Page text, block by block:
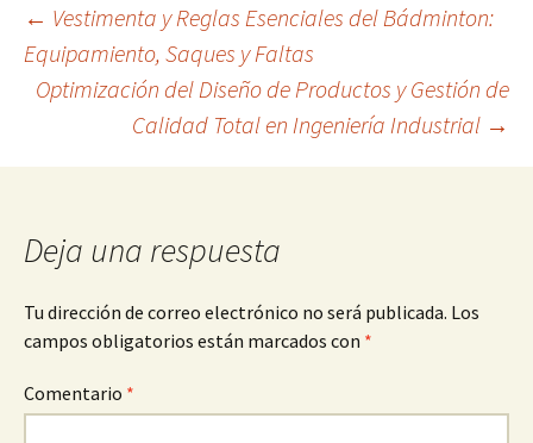
Navegación
de
entradas
← Vestimenta y Reglas Esenciales del Bádminton:
Equipamiento, Saques y Faltas
Optimización del Diseño de Productos y Gestión de
Calidad Total en Ingeniería Industrial →
Deja una respuesta
Tu dirección de correo electrónico no será publicada. Los
campos obligatorios están marcados con *
Comentario *